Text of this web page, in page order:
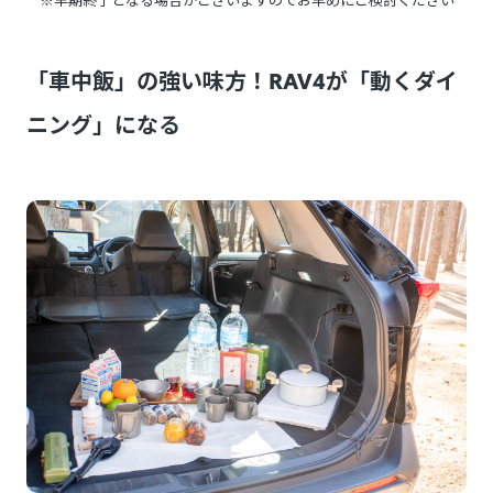
「車中飯」の強い味方！RAV4が「動くダイ
ニング」になる